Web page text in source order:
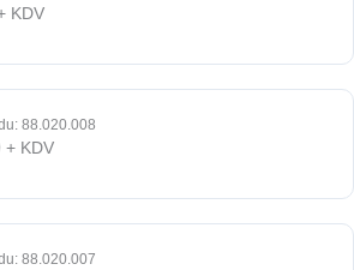
KDV
88.020.008
+ KDV
88.020.007